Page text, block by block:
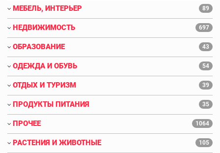
МЕБЕЛЬ, ИНТЕРЬЕР 89
НЕДВИЖИМОСТЬ 697
ОБРАЗОВАНИЕ 43
ОДЕЖДА И ОБУВЬ 54
ОТДЫХ И ТУРИЗМ 39
ПРОДУКТЫ ПИТАНИЯ 35
ПРОЧЕЕ 1064
РАСТЕНИЯ И ЖИВОТНЫЕ 105